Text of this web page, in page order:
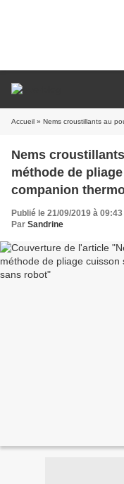
Accueil » Nems croustillants au poulet recette
Nems
méthode de
companion
Publié le 21/09/2019 à 09:43
Par Sandrine